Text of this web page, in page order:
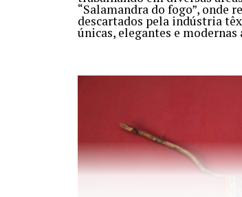
“Salamandra do fogo”, onde
descartados pela indústria
únicas, elegantes e